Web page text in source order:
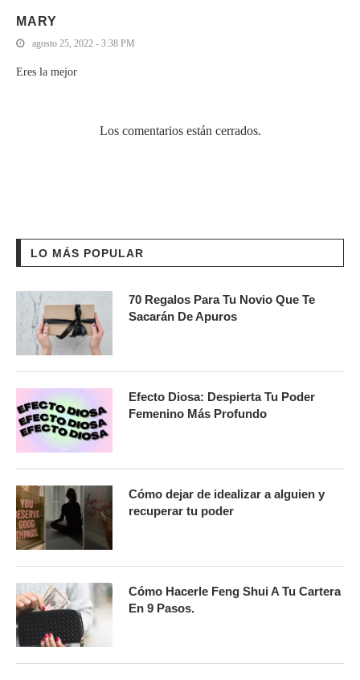
MARY
agosto 25, 2022 - 3:38 PM
Eres la mejor
Los comentarios están cerrados.
LO MÁS POPULAR
70 Regalos Para Tu Novio Que Te
Sacarán De Apuros
Efecto Diosa: Despierta Tu Poder
Femenino Más Profundo
Cómo dejar de idealizar a alguien y
recuperar tu poder
Cómo Hacerle Feng Shui A Tu Cartera
En 9 Pasos.